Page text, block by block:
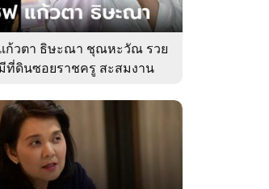
แก้วตา ธิษะณา ชุณหะวัณ รวย
ที่ดินซอยราชครู สะสมงาน